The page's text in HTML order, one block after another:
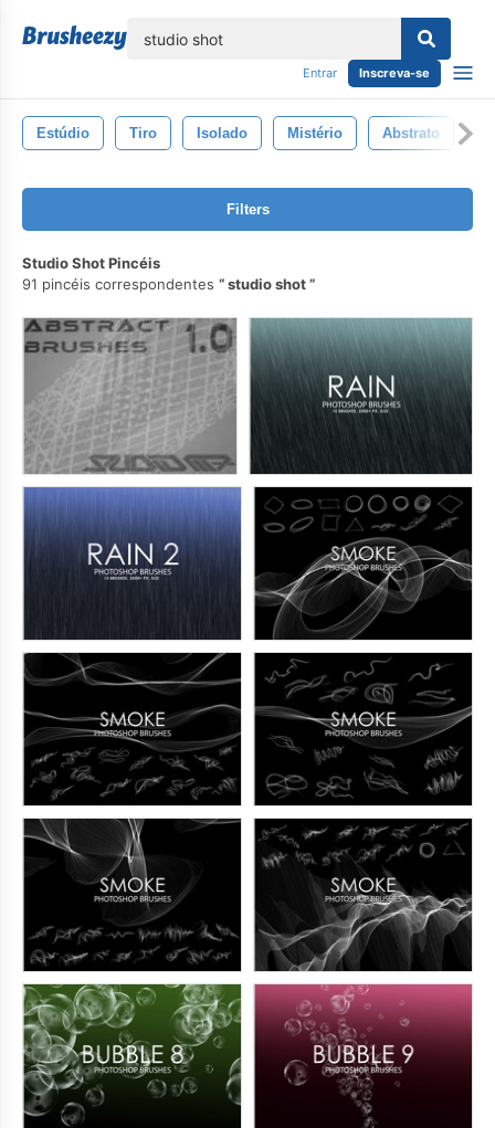
Entrar Inscreva-se
Estúdio Tiro Isolado Mistério Abstrato
Filters
Studio Shot Pincéis
91 pincéis correspondentes
studio shot